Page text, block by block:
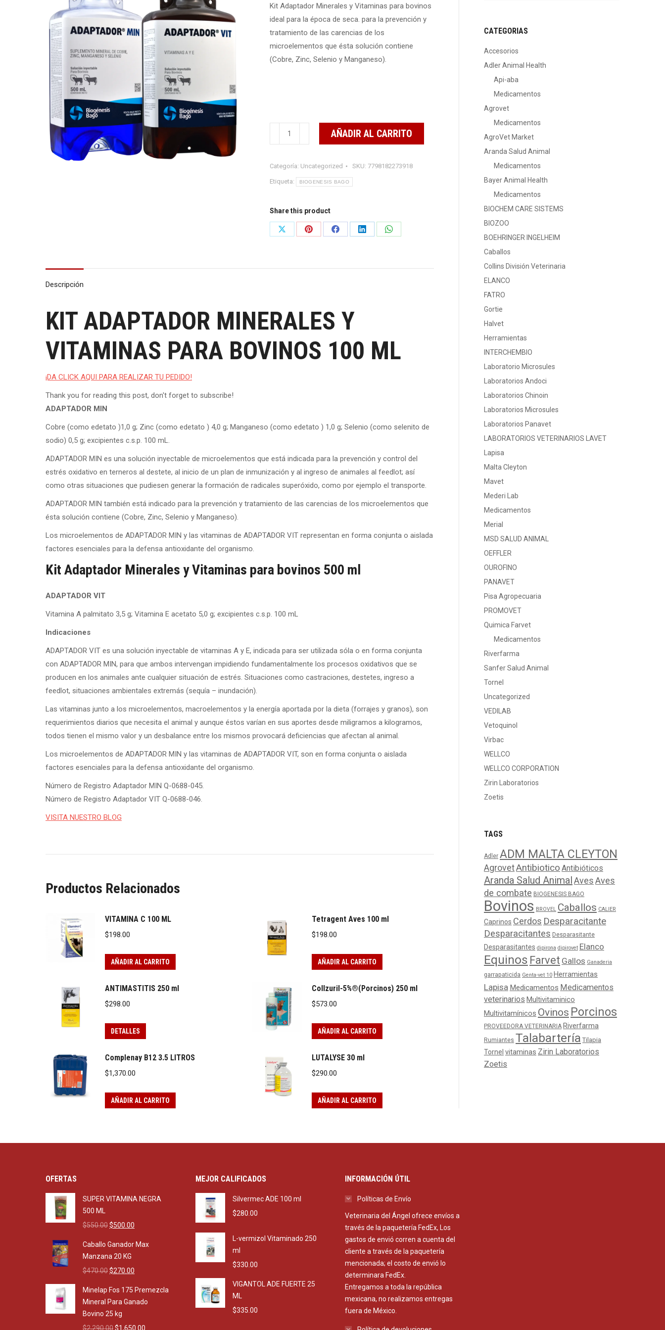
Kit Adaptador Minerales y Vitaminas para bovinos
ideal para la época de seca. para la prevención y
tratamiento de las carencias de los
microelementos que ésta solución contiene
(Cobre, Zinc, Selenio y Manganeso).
ADAPTADOR
Y
VITAMINAS
ml
cantidad
AÑADIR AL CARRITO
Categoría: Uncategorized SKU: 7798182273918
Etiqueta: BIOGENESIS BAGO
Share this product
Share
Share
Share
Share
Share
Descripción
KIT ADAPTADOR MINERALES Y
VITAMINAS PARA BOVINOS 100 ML
¡DA CLICK AQUI PARA REALIZAR TU PEDIDO!
Thank you for reading this post, don't forget to subscribe!
ADAPTADOR MIN
Cobre (como edetato )1,0 g; Zinc (como edetato ) 4,0 g; Manganeso (como edetato ) 1,0 g; Selenio (como selenito de
sodio) 0,5 g; excipientes c.s.p. 100 mL.
ADAPTADOR MIN es una solución inyectable de microelementos que está indicada para la prevención y control del
estrés oxidativo en terneros al destete, al inicio de un plan de inmunización y al ingreso de animales al feedlot; así
como otras situaciones que pudiesen generar la formación de radicales superóxido, como por ejemplo el transporte.
ADAPTADOR MIN también está indicado para la prevención y tratamiento de las carencias de los microelementos que
ésta solución contiene (Cobre, Zinc, Selenio y Manganeso).
Los microelementos de ADAPTADOR MIN y las vitaminas de ADAPTADOR VIT representan en forma conjunta o aislada
factores esenciales para la defensa antioxidante del organismo.
Kit Adaptador Minerales y Vitaminas para bovinos 500 ml
ADAPTADOR VIT
Vitamina A palmitato 3,5 g; Vitamina E acetato 5,0 g; excipientes c.s.p. 100 mL
Indicaciones
ADAPTADOR VIT es una solución inyectable de vitaminas A y E, indicada para ser utilizada sóla o en forma conjunta
con ADAPTADOR MIN, para que ambos intervengan impidiendo fundamentalmente los procesos oxidativos que se
producen en los animales ante cualquier situación de estrés. Situaciones como castraciones, destetes, ingreso a
feedlot, situaciones ambientales extremás (sequía – inundación).
Las vitaminas junto a los microelementos, macroelementos y la energía aportada por la dieta (forrajes y granos), son
requerimientos diarios que necesita el animal y aunque éstos varían en sus aportes desde miligramos a kilogramos,
todos tienen el mismo valor y un desbalance entre los mismos provocará deficiencias que afectan al animal.
Los microelementos de ADAPTADOR MIN y las vitaminas de ADAPTADOR VIT, son en forma conjunta o aislada
factores esenciales para la defensa antioxidante del organismo.
Número de Registro Adaptador MIN Q-0688-045.
Número de Registro Adaptador VIT Q-0688-046.
VISITA NUESTRO BLOG
Productos Relacionados
VITAMINA C 100 ML
$198.00
AÑADIR AL CARRITO
Tetragent Aves 100 ml
$198.00
AÑADIR AL CARRITO
ANTIMASTITIS 250 ml
$298.00
DETALLES
Collzuril-5%®(Porcinos) 250 ml
$573.00
AÑADIR AL CARRITO
Complenay B12 3.5 LITROS
$1,370.00
AÑADIR AL CARRITO
LUTALYSE 30 ml
$290.00
AÑADIR AL CARRITO
CATEGORIAS
Accesorios
Adler Animal Health
Api-aba
Medicamentos
Agrovet
Medicamentos
AgroVet Market
Aranda Salud Animal
Medicamentos
Bayer Animal Health
Medicamentos
BIOCHEM CARE SISTEMS
BIOZOO
BOEHRINGER INGELHEIM
Caballos
Collins División Veterinaria
ELANCO
FATRO
Gortie
Halvet
Herramientas
INTERCHEMBIO
Laboratorio Microsules
Laboratorios Andoci
Laboratorios Chinoin
Laboratorios Microsules
Laboratorios Panavet
LABORATORIOS VETERINARIOS LAVET
Lapisa
Malta Cleyton
Mavet
Mederi Lab
Medicamentos
Merial
MSD SALUD ANIMAL
OEFFLER
OUROFINO
PANAVET
Pisa Agropecuaria
PROMOVET
Quimica Farvet
Medicamentos
Riverfarma
Sanfer Salud Animal
Tornel
Uncategorized
VEDILAB
Vetoquinol
Virbac
WELLCO
WELLCO CORPORATION
Zirin Laboratorios
Zoetis
TAGS
Adler ADM MALTA CLEYTON
AgrovetAntibiotico Antibióticos
Aranda Salud AnimalAvesAves
de combate BIOGENESIS BAGO
Bovinos BROVEL Caballos CALIER
Caprinos Cerdos Desparacitante
Desparacitantes Desparasitante
Desparasitantes dipirona dipirovet Elanco
Equinos Farvet Gallos Ganaderia
garrapaticida Genta-vet 10 Herramientas
Lapisa Medicamentos Medicamentos
veterinarios Multivitaminico
Multivitamínicos Ovinos Porcinos
PROVEEDORA VETERINARIA Riverfarma
Rumiantes Talabartería Tilapia
Tornel vitaminas Zirin Laboratorios
Zoetis
OFERTAS
SUPER VITAMINA NEGRA
500 ML
$550.00Original
was:
$550.00.
$500.00
is:
Caballo Ganador Max
Manzana 20 KG
$470.00Original
was:
$470.00.
$270.00
is:
$270.00.
Minelap Fos 175 Premezcla
Mineral Para Ganado
Bovino 25 kg
$2,290.00Original
$1,650.00
MEJOR CALIFICADOS
Silvermec ADE 100 ml
$280.00
L-vermizol Vitaminado 250
ml
$330.00
VIGANTOL ADE FUERTE 25
ML
$335.00
INFORMACIÓN ÚTIL
Políticas de Envío
Veterinaria del Ángel ofrece envíos a
través de la paquetería FedEx, Los
gastos de envió corren a cuenta del
cliente a través de la paquetería
mencionada; el costo de envió lo
determinara FedEx.
Entregamos a toda la república
mexicana, no realizamos entregas
fuera de México.